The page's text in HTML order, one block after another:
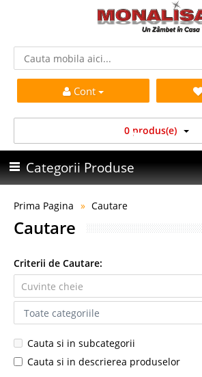
Cont
0 produs(e)
Categorii Produse
Prima Pagina Cautare
Cautare
Criterii de Cautare:
Cauta si in subcategorii
Cauta si in descrierea produselor